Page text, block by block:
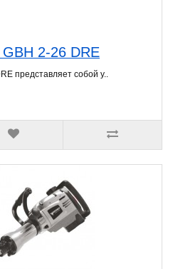
2-26 DRE
представляет собой у..